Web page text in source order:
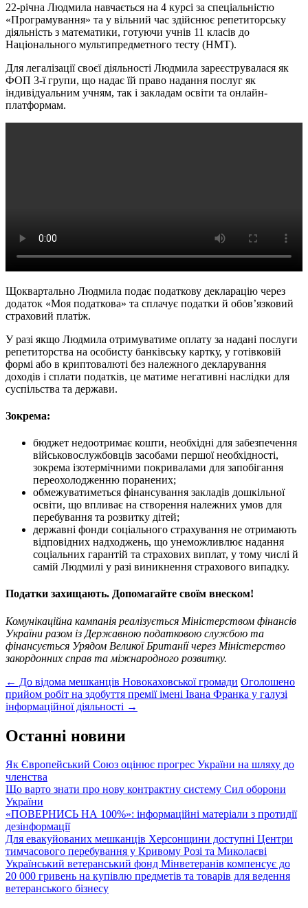
22-річна Людмила навчається на 4 курсі за спеціальністю
«Програмування» та у вільний час здійснює репетиторську
діяльність з математики, готуючи учнів 11 класів до
Національного мультипредметного тесту (НМТ).
Для легалізації своєї діяльності Людмила зареєструвалася як
ФОП 3-ї групи, що надає їй право надання послуг як
індивідуальним учням, так і закладам освіти та онлайн-
платформам.
Щоквартально Людмила подає податкову декларацію через
додаток «Моя податкова» та сплачує податки й обов’язковий
страховий платіж.
У разі якщо Людмила отримуватиме оплату за надані послуги
репетиторства на особисту банківську картку, у готівковій
формі або в криптовалюті без належного декларування
доходів і сплати податків, це матиме негативні наслідки для
суспільства та держави.
Зокрема:
бюджет недоотримає кошти, необхідні для забезпечення
військовослужбовців засобами першої необхідності,
зокрема ізотермічними покривалами для запобігання
переохолодженню поранених;
обмежуватиметься фінансування закладів дошкільної
освіти, що впливає на створення належних умов для
перебування та розвитку дітей;
державні фонди соціального страхування не отримають
відповідних надходжень, що унеможливлює надання
соціальних гарантій та страхових виплат, у тому числі й
самій Людмилі у разі виникнення страхового випадку.
Податки захищають. Допомагайте своїм внеском!
Комунікаційна кампанія реалізується Міністерством фінансів
України разом із Державною податковою службою та
фінансується Урядом Великої Британії через Міністерство
закордонних справ та міжнародного розвитку.
Post
navigation
← До відома мешканців Новокаховської громади Оголошено
прийом робіт на здобуття премії імені Івана Франка у галузі
інформаційної діяльності →
Останні новини
Як Європейський Союз оцінює прогрес України на шляху до
членства
Що варто знати про нову контрактну систему Сил оборони
України
«ПОВЕРНИСЬ НА 100%»: інформаційні матеріали з протидії
дезінформації
Для евакуйованих мешканців Херсонщини доступні Центри
тимчасового перебування у Кривому Розі та Миколаєві
Український ветеранський фонд Мінветеранів компенсує до
20 000 гривень на купівлю предметів та товарів для ведення
ветеранського бізнесу